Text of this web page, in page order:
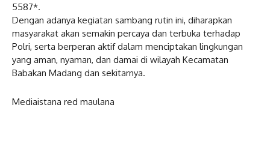
5587*.
Dengan adanya kegiatan sambang rutin ini, diharapkan
masyarakat akan semakin percaya dan terbuka terhadap
Polri, serta berperan aktif dalam menciptakan lingkungan
yang aman, nyaman, dan damai di wilayah Kecamatan
Babakan Madang dan sekitarnya.
Mediaistana red maulana